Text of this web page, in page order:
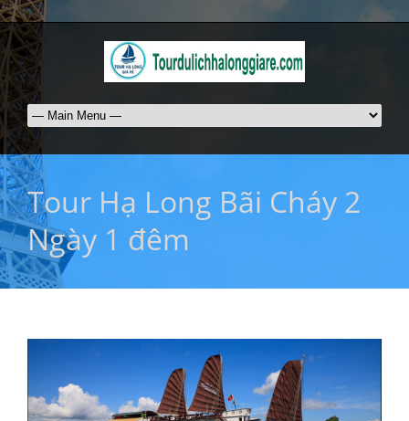
Tour Hạ Long Bãi Cháy 2
Ngày 1 đêm